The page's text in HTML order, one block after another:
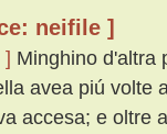
neifile ]
] Minghino d'altra
avea piú volte
accesa; e oltre